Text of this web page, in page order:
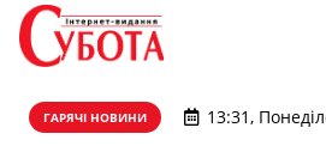
ГАРЯЧІ НОВИНИ 13:31,